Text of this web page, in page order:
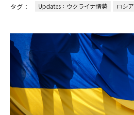
タグ： Updates：ウクライナ情勢 ロシア